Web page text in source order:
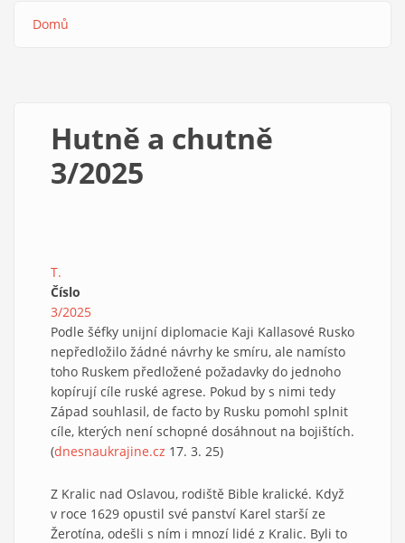
Domů
Hutně a chutně
3/2025
T.
Číslo
3/2025
Podle šéfky unijní diplomacie Kaji Kallasové Rusko
nepředložilo žádné návrhy ke smíru, ale namísto
toho Ruskem předložené požadavky do jednoho
kopírují cíle ruské agrese. Pokud by s nimi tedy
Západ souhlasil, de facto by Rusku pomohl splnit
cíle, kterých není schopné dosáhnout na bojištích.
(dnesnaukrajine.cz 17. 3. 25)
Z Kralic nad Oslavou, rodiště Bible kralické. Když
v roce 1629 opustil své panství Karel starší ze
Žerotína, odešli s ním i mnozí lidé z Kralic. Byli to